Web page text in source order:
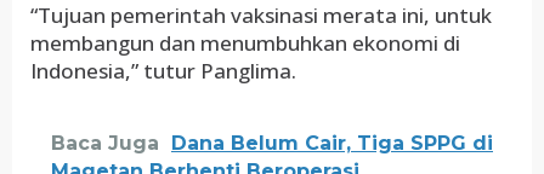
“Tujuan pemerintah vaksinasi merata ini, untuk
membangun dan menumbuhkan ekonomi di
Indonesia,” tutur Panglima.
Baca Juga
Dana Belum Cair, Tiga SPPG di